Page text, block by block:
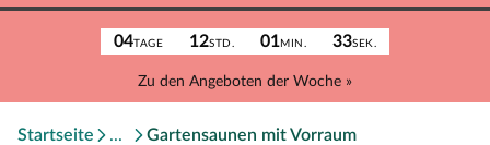
04TAGE 12STD. 01MIN. 33SEK.
Zu den Angeboten der Woche »
Startseite Gartensaunen mit Vorraum